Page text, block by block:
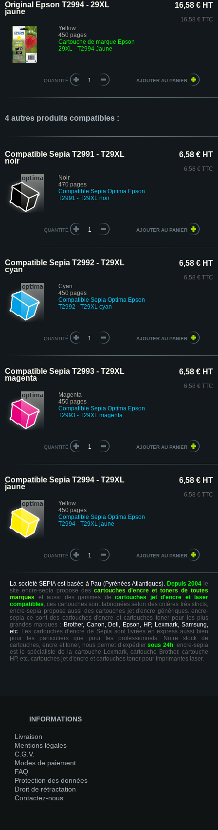
Original Epson T2994 - 29XL
jaune
Yellow
450 pages
Cartouche de marque Epson
29XL - T2994 Jaune
16,58 € HT
16,58 € TTC
QUANTITÉ
4 autres produits compatibles :
Compatible Sepia T2991 - T29XL
noir
Noir
470 pages
Compatible Sepia Optima Epson
T2991 - T29XL noir
6,58 € HT
6,58 € TTC
QUANTITÉ
Compatible Sepia T2992 - T29XL
cyan
Cyan
450 pages
Compatible Sepia Optima Epson
T2992 - T29XL cyan
6,58 € HT
6,58 € TTC
QUANTITÉ
Compatible Sepia T2993 - T29XL
magenta
Magenta
450 pages
Compatible Sepia Optima Epson
T2993 - T29XL magenta
6,58 € HT
6,58 € TTC
QUANTITÉ
Compatible Sepia T2994 - T29XL
jaune
Yellow
450 pages
Compatible Sepia Optima Epson
T2994 - T29XL jaune
6,58 € HT
6,58 € TTC
QUANTITÉ
La société SEPIA est basée à Pau (Pyrénées Atlantiques). Depuis 2004 le
site encre-sepia propose des cartouches d'encre et toners de toutes
marques et aussi des gammes de cartouches jet d'encre et laser
compatibles, ces cartouches sont fabriquées selon des critères très stricts,
encre-sepia propose aussi des cartouches jet d'encre génériques. encre-
sepia ce sont des cartouches d'encre et cartouches toner pour les plus
grandes marques : Brother, Canon, Dell, Epson, HP, Lexmark, Samsung,
etc. Les cartouches d’encre de Sepia sont livrées en express aussi bien
pour les particuliers que pour les professionnels. Notre stock de
cartouches, encre et toner, nous permet d’expédiersous 24h. encre-sepia
est le spécialiste de la cartouche Lexmark, cartouche Brother, cartouche
HP, etc. cartouches jet d'encre et cartouches toner pour imprimantes laser.
INFORMATIONS
Livraison
Mentions légales
C.G.V.
Modes de paiement
FAQ
Protection des données
Droit de rétractation
Contactez-nous